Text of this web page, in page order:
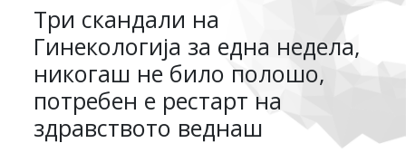
Три скандали на
Гинекологија за една недела,
никогаш не било полошо,
потребен е рестарт на
здравството веднаш